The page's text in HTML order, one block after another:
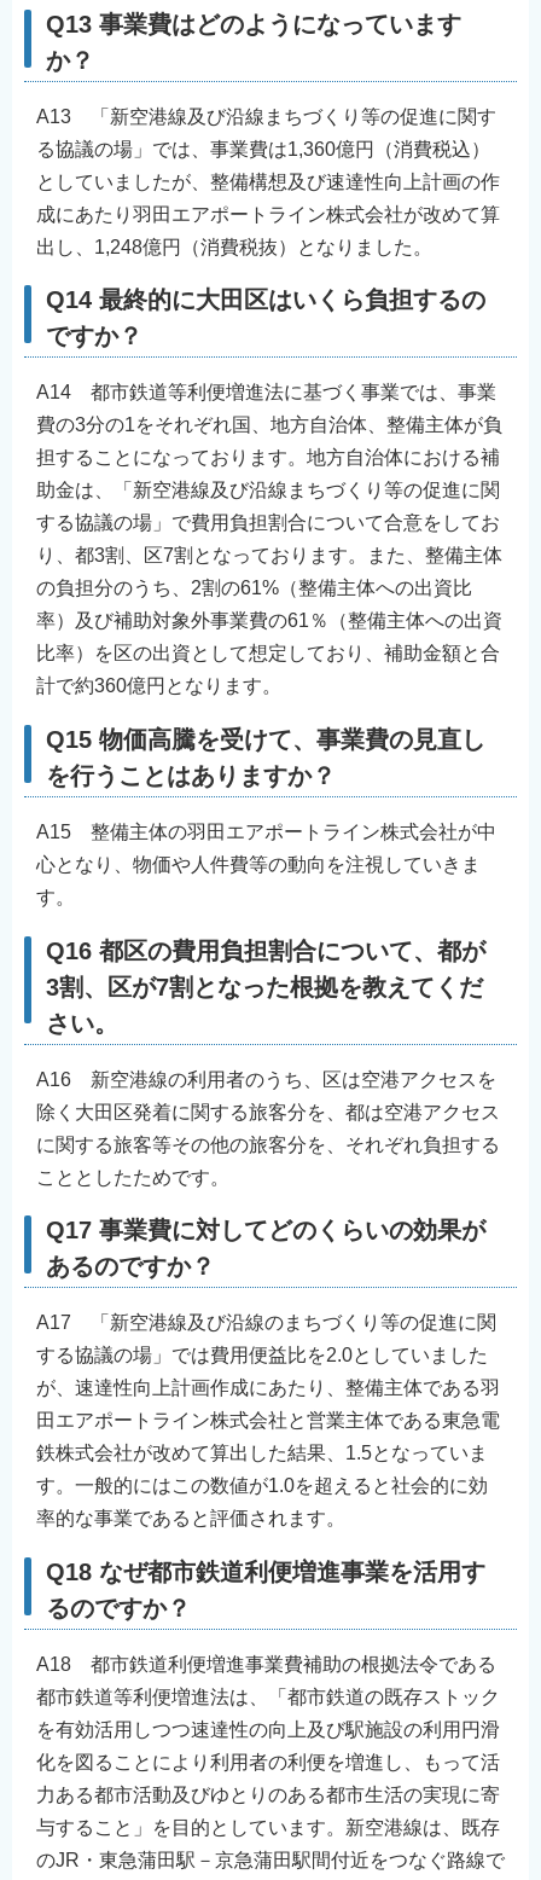
Q13 事業費はどのようになっています
か？
A13 「新空港線及び沿線まちづくり等の促進に関す
る協議の場」では、事業費は1,360億円（消費税込）
としていましたが、整備構想及び速達性向上計画の作
成にあたり羽田エアポートライン株式会社が改めて算
出し、1,248億円（消費税抜）となりました。
Q14 最終的に大田区はいくら負担するの
ですか？
A14 都市鉄道等利便増進法に基づく事業では、事業
費の3分の1をそれぞれ国、地方自治体、整備主体が負
担することになっております。地方自治体における補
助金は、「新空港線及び沿線まちづくり等の促進に関
する協議の場」で費用負担割合について合意をしてお
り、都3割、区7割となっております。また、整備主体
の負担分のうち、2割の61%（整備主体への出資比
率）及び補助対象外事業費の61％（整備主体への出資
比率）を区の出資として想定しており、補助金額と合
計で約360億円となります。
Q15 物価高騰を受けて、事業費の見直し
を行うことはありますか？
A15 整備主体の羽田エアポートライン株式会社が中
心となり、物価や人件費等の動向を注視していきま
す。
Q16 都区の費用負担割合について、都が
3割、区が7割となった根拠を教えてくだ
さい。
A16 新空港線の利用者のうち、区は空港アクセスを
除く大田区発着に関する旅客分を、都は空港アクセス
に関する旅客等その他の旅客分を、それぞれ負担する
こととしたためです。
Q17 事業費に対してどのくらいの効果が
あるのですか？
A17 「新空港線及び沿線のまちづくり等の促進に関
する協議の場」では費用便益比を2.0としていました
が、速達性向上計画作成にあたり、整備主体である羽
田エアポートライン株式会社と営業主体である東急電
鉄株式会社が改めて算出した結果、1.5となっていま
す。一般的にはこの数値が1.0を超えると社会的に効
率的な事業であると評価されます。
Q18 なぜ都市鉄道利便増進事業を活用す
るのですか？
A18 都市鉄道利便増進事業費補助の根拠法令である
都市鉄道等利便増進法は、「都市鉄道の既存ストック
を有効活用しつつ速達性の向上及び駅施設の利用円滑
化を図ることにより利用者の利便を増進し、もって活
力ある都市活動及びゆとりのある都市生活の実現に寄
与すること」を目的としています。新空港線は、既存
のJR・東急蒲田駅－京急蒲田駅間付近をつなぐ路線で